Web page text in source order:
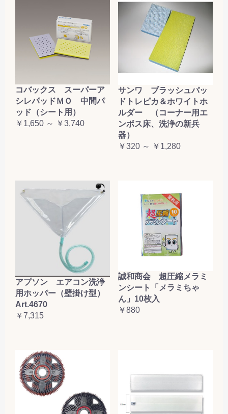
コバックス スーパーア
シレパッドＭＯ 中間パ
ッド（シート用）
￥1,650 ～ ￥3,740
サンワ ブラッシュパッ
ドトレピカ＆ホワイトホ
ルダー （コーナー用エ
ンボス床、洗浄の新兵
器）
￥320 ～ ￥1,280
アプソン エアコン洗浄
用ホッパー（壁掛け型）
Art.4670
￥7,315
誠和商会 超圧縮メラミ
ンシート「メラミちゃ
ん」10枚入
￥880